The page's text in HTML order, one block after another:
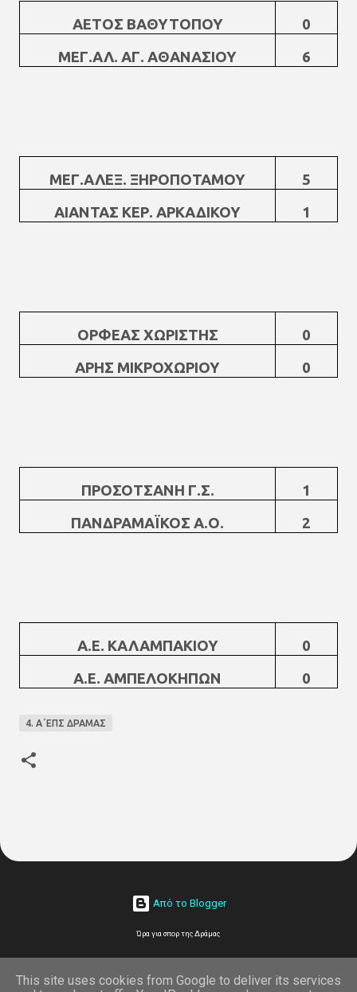
ΑΕΤΟΣ ΒΑΘΥΤΟΠΟΥ
0
ΜΕΓ.ΑΛ. ΑΓ. ΑΘΑΝΑΣΙΟΥ
6
ΜΕΓ.ΑΛΕΞ. ΞΗΡΟΠΟΤΑΜΟΥ
5
ΑΙΑΝΤΑΣ ΚΕΡ. ΑΡΚΑΔΙΚΟΥ
1
ΟΡΦΕΑΣ ΧΩΡΙΣΤΗΣ
0
ΑΡΗΣ ΜΙΚΡΟΧΩΡΙΟΥ
0
ΠΡΟΣΟΤΣΑΝΗ Γ.Σ.
1
ΠΑΝΔΡΑΜΑΪΚΟΣ Α.Ο.
2
Α.Ε. ΚΑΛΑΜΠΑΚΙΟΥ
0
Α.Ε. ΑΜΠΕΛΟΚΗΠΩΝ
0
4. Α΄ΕΠΣ ΔΡΑΜΑΣ
Από το Blogger
Ώρα για σπορ της Δράμας
This site uses cookies from Google to deliver its services